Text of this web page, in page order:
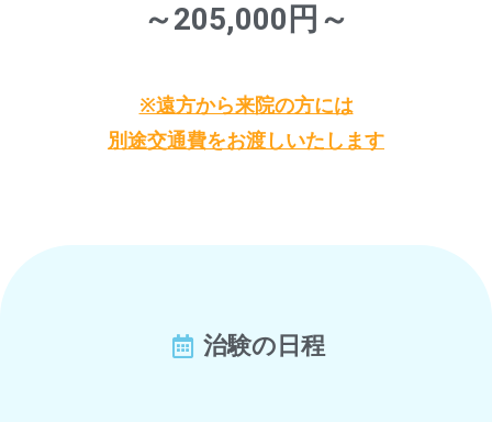
～205,000円～
※遠方から来院の方には
別途交通費をお渡しいたします
治験の日程